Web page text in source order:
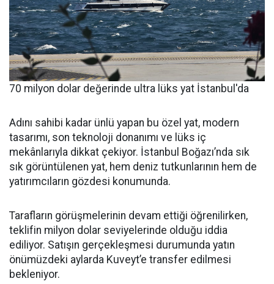
70 milyon dolar değerinde ultra lüks yat İstanbul'da
Adını sahibi kadar ünlü yapan bu özel yat, modern
tasarımı, son teknoloji donanımı ve lüks iç
mekânlarıyla dikkat çekiyor. İstanbul Boğazı’nda sık
sık görüntülenen yat, hem deniz tutkunlarının hem de
yatırımcıların gözdesi konumunda.
Tarafların görüşmelerinin devam ettiği öğrenilirken,
teklifin milyon dolar seviyelerinde olduğu iddia
ediliyor. Satışın gerçekleşmesi durumunda yatın
önümüzdeki aylarda Kuveyt’e transfer edilmesi
bekleniyor.